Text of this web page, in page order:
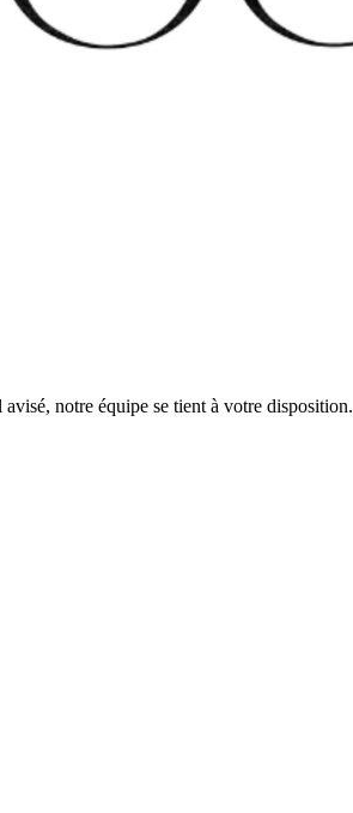
notre équipe se tient à votre disposition.